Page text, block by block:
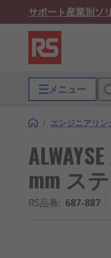
サポート産業別ソ
メニュー
/ エンジニアリ
mm ス
RS品番: 687-887